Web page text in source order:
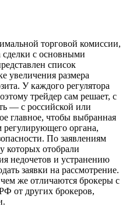
торговой комиссии,
с основными
список
увеличения размера
У каждого регулятора
трейдер сам решает, с
— с российской или
главное, чтобы выбранная
регулирующего органа,
По заявлениям
которых отобрали
недочетов и устранению
заявки на рассмотрение.
же отличаются брокеры с
от других брокеров,